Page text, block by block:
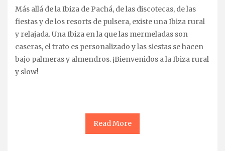
Más allá de la Ibiza de Pachá, de las discotecas, de las
fiestas y de los resorts de pulsera, existe una Ibiza rural
y relajada. Una Ibiza en la que las mermeladas son
caseras, el trato es personalizado y las siestas se hacen
bajo palmeras y almendros. ¡Bienvenidos a la Ibiza rural
y slow!
Read More